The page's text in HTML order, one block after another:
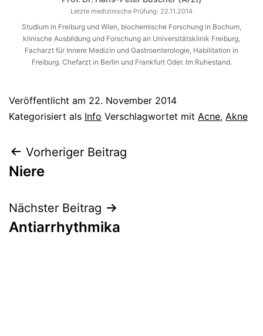
Letzte medizinische Prüfung: 22.11.2014
Studium in Freiburg und Wien, biochemische Forschung in Bochum,
klinische Ausbildung und Forschung an Universitätsklinik Freiburg,
Facharzt für Innere Medizin und Gastroenterologie, Habilitation in
Freiburg. Chefarzt in Berlin und Frankfurt Oder. Im Ruhestand.
Veröffentlicht am 22. November 2014
Kategorisiert als Info Verschlagwortet mit Acne, Akne
Beitragsnavigation
Vorheriger Beitrag
Niere
Nächster Beitrag
Antiarrhythmika